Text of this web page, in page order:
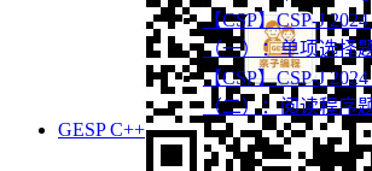
【CSP】CSP-J
（一）：单项选择
【CSP】CSP-J
（二）：阅读程序
GESP C++